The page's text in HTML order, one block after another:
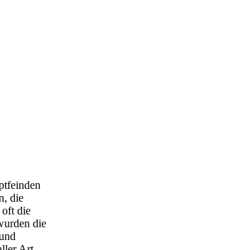
die
oft die
die